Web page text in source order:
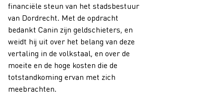
financiële steun van het stadsbestuur
van Dordrecht. Met de opdracht
bedankt Canin zijn geldschieters, en
weidt hij uit over het belang van deze
vertaling in de volkstaal, en over de
moeite en de hoge kosten die de
totstandkoming ervan met zich
meebrachten.